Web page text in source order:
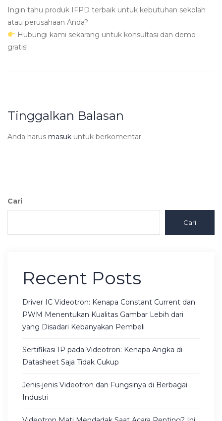
Ingin tahu produk IFPD terbaik untuk kebutuhan sekolah
atau perusahaan Anda?
Hubungi kami sekarang untuk konsultasi dan demo
gratis!
Tinggalkan Balasan
Anda harus masuk untuk berkomentar.
Cari
Cari
Recent Posts
Driver IC Videotron: Kenapa Constant Current dan
PWM Menentukan Kualitas Gambar Lebih dari
yang Disadari Kebanyakan Pembeli
Sertifikasi IP pada Videotron: Kenapa Angka di
Datasheet Saja Tidak Cukup
Jenis-jenis Videotron dan Fungsinya di Berbagai
Industri